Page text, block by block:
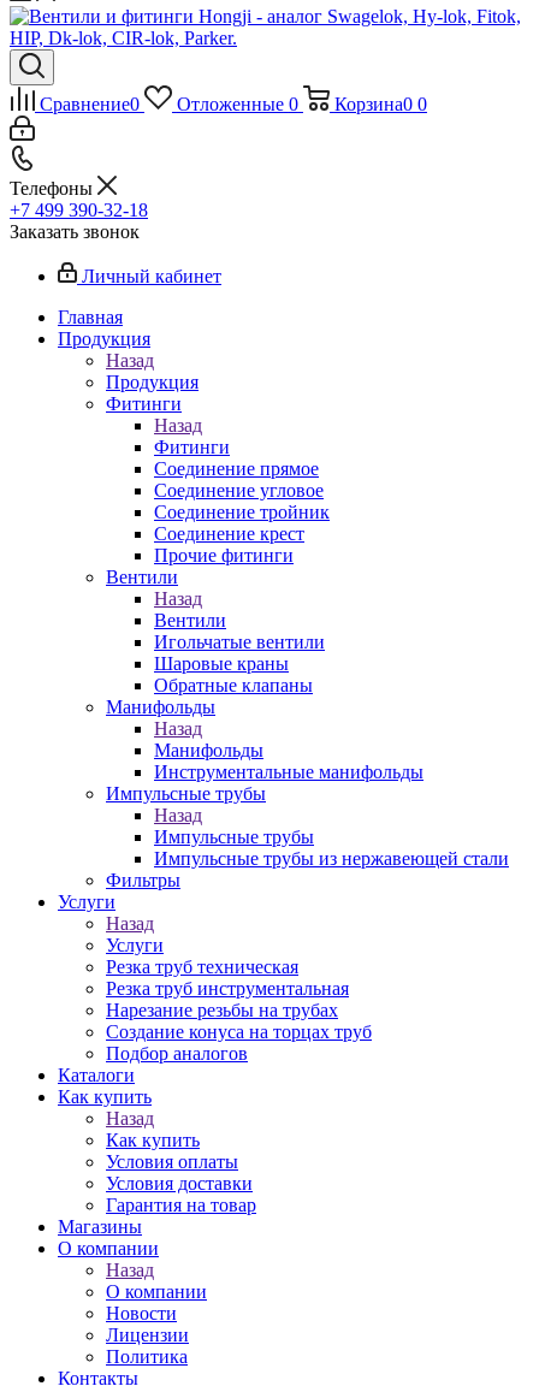
Сравнение0 Отложенные 0 Корзина0 0
Телефоны
+7 499 390-32-18
Заказать звонок
Личный кабинет
Главная
Продукция
Назад
Продукция
Фитинги
Назад
Фитинги
Соединение прямое
Соединение угловое
Соединение тройник
Соединение крест
Прочие фитинги
Вентили
Назад
Вентили
Игольчатые вентили
Шаровые краны
Обратные клапаны
Манифольды
Назад
Манифольды
Инструментальные манифольды
Импульсные трубы
Назад
Импульсные трубы
Импульсные трубы из нержавеющей стали
Фильтры
Услуги
Назад
Услуги
Резка труб техническая
Резка труб инструментальная
Нарезание резьбы на трубах
Создание конуса на торцах труб
Подбор аналогов
Каталоги
Как купить
Назад
Как купить
Условия оплаты
Условия доставки
Гарантия на товар
Магазины
О компании
Назад
О компании
Новости
Лицензии
Политика
Контакты